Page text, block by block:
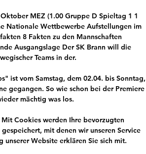
MEZ (1.00 Gruppe D Spieltag 1 1
Nationale Wettbewerbe Aufstellungen im
8 Fakten zu den Mannschaften
Ausgangslage Der SK Brann will die
Teams in der.
ist vom Samstag, dem 02.04. bis Sonntag,
gegangen. So wie schon bei der Premiere
mächtig was los.
Cookies werden Ihre bevorzugten
mit denen wir unseren Service
unserer Website erklären Sie sich mit.